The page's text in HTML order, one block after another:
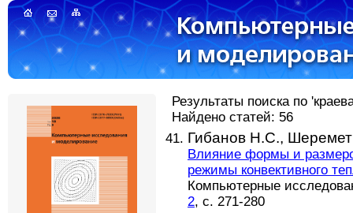
Результаты поиска по
Найдено статей: 56
Гибанов Н.С.,
Влияние формы и
режимы конвективного
Компьютерные
2, с. 271-280